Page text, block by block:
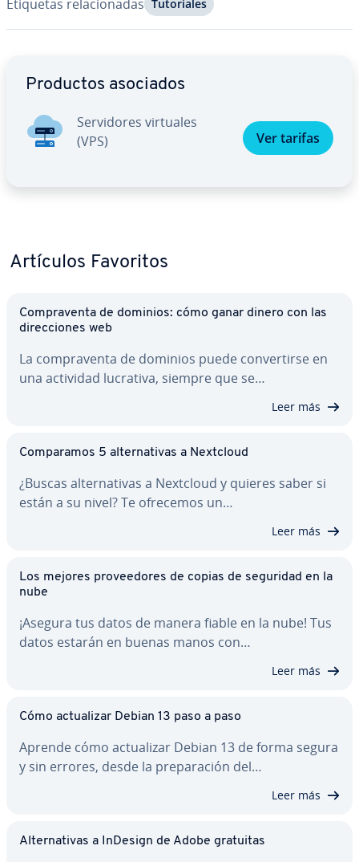
Etiquetas re­la­cio­na­das Tu­to­ria­les
Productos asociados
Se­r­vi­do­res virtuales
(VPS)
Ver tarifas
Artículos Favoritos
Co­m­pra­ve­n­ta de dominios: cómo ganar dinero con las
di­re­c­cio­nes web
La co­m­pra­ve­n­ta de dominios puede co­n­ve­r­ti­r­se en
una actividad lucrativa, siempre que se…
Leer más
Co­m­pa­ra­mos 5 al­te­r­na­ti­vas a Nextcloud
¿Buscas al­te­r­na­ti­vas a Nextcloud y quieres saber si
están a su nivel? Te ofrecemos un…
Leer más
Los mejores pro­vee­do­res de copias de seguridad en la
nube
¡Asegura tus datos de manera fiable en la nube! Tus
datos estarán en buenas manos con…
Leer más
Cómo ac­tua­li­zar Debian 13 paso a paso
Aprende cómo ac­tua­li­zar Debian 13 de forma segura
y sin errores, desde la pre­pa­ra­ción del…
Leer más
Al­te­r­na­ti­vas a InDesign de Adobe gratuitas